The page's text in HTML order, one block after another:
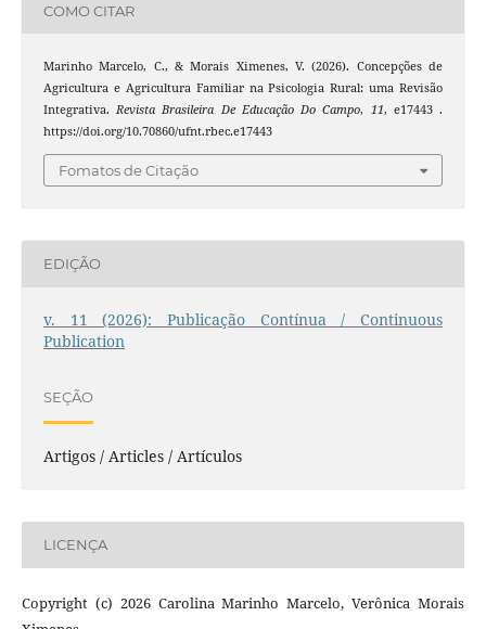
COMO CITAR
Marinho Marcelo, C., & Morais Ximenes, V. (2026). Concepções de
Agricultura e Agricultura Familiar na Psicologia Rural: uma Revisão
Integrativa.Revista Brasileira De Educação Do Campo, 11, e17443 .
https://doi.org/10.70860/ufnt.rbec.e17443
Fomatos de Citação
EDIÇÃO
v. 11 (2026): Publicação Contínua / Continuous
Publication
SEÇÃO
Artigos / Articles / Artículos
LICENÇA
Copyright (c) 2026 Carolina Marinho Marcelo, Verônica Morais